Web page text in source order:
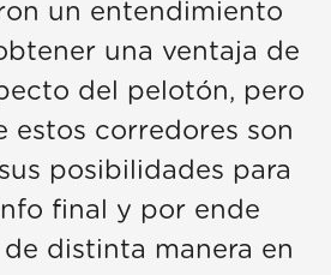
un entendimiento
una ventaja de
del pelotón, pero
estos corredores son
posibilidades para
final y por ende
distinta manera en